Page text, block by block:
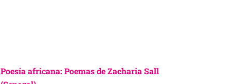
Poesía africana: Poemas de Zacharia Sall